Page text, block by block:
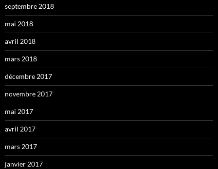
septembre 2018
mai 2018
avril 2018
mars 2018
décembre 2017
novembre 2017
mai 2017
avril 2017
mars 2017
janvier 2017